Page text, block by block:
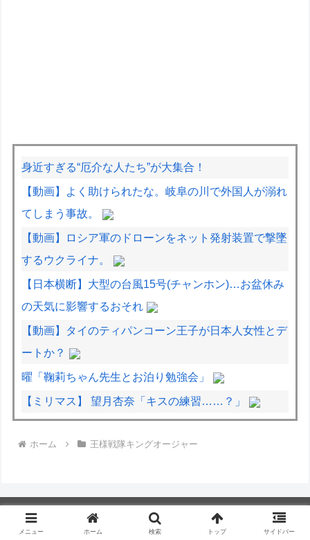
身近すぎる“厄介な人たち”が大集合！
【動画】よく助けられたな。岐阜の川で外国人が溺れ
てしまう事故。
【動画】ロシア軍のドローンをネット発射装置で撃墜
するウクライナ。
【日本横断】大型の台風15号(チャンホン)…お盆休み
の天気に影響するおそれ
【動画】タイのティパンコーン王子が日本人女性とデ
ートか？
曜「鞠莉ちゃん先生とお泊り勉強会」
【ミリマス】 望月杏奈「キスの練習……？」
い、えっと、上司のパワハラと飲み会の多さにメンタ
批判「国際社会は新型軍国主義を団結して阻止を」！
ホーム 王様戦隊キングオージャー
メニュー ホーム 検索 トップ サイドバー